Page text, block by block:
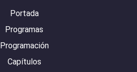
Portada
Programas
Programación
Capítulos